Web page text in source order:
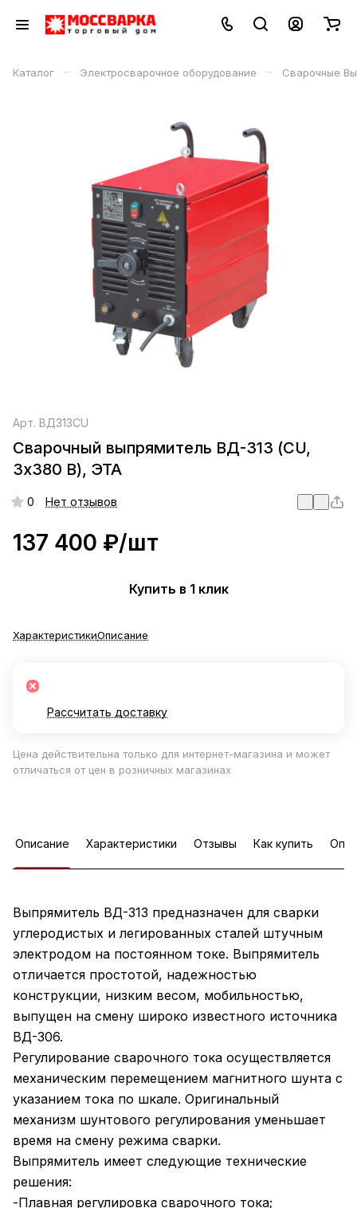
Каталог – Электросварочное оборудование – Сварочные
Арт. ВД313CU
Сварочный выпрямитель ВД-313 (CU,
3х380 В), ЭТА
0 Нет отзывов
137 400 ₽/шт
Купить в 1 клик
ХарактеристикиОписание
Рассчитать доставку
Цена действительна только для интернет-магазина и может
отличаться от цен в розничных магазинах
Описание Характеристики Отзывы Как купить
Выпрямитель ВД-313 предназначен для сварки
углеродистых и легированных сталей штучным
электродом на постоянном токе. Выпрямитель
отличается простотой, надежностью
конструкции, низким весом, мобильностью,
выпущен на смену широко известного источника
ВД-306.
Регулирование сварочного тока осуществляется
механическим перемещением магнитного шунта с
указанием тока по шкале. Оригинальный
механизм шунтового регулирования уменьшает
время на смену режима сварки.
Выпрямитель имеет следующие технические
решения:
-Плавная регулировка сварочного тока;